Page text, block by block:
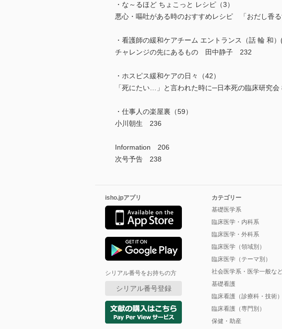
・な～るほど ちょこっと レシピ（3）
悪心・嘔吐がある時のおすすめレシピ 「おだし
・看護師の緩和ケアチーム エントランス（話 輪 和）
チャレンジの先にあるもの 田中静子 232
・ホスピス緩和ケアの日々（42）
「死にたい…」と言われた時に─日本死の臨床研
・仕事人の楽屋裏（59）
小川朝生 236
Information 206
次号予告 238
isho.jpアプリ
シリアル番号をお持ちの方
シリアル番号登録
カテゴリー
基礎医学系
臨床医学・内科系
臨床医学・外科系
臨床医学（領域別）
臨床医学（テーマ別）
社会医学系・医学一般な
基礎看護
臨床看護（診療科・技術）
臨床看護（専門別）
保健・助産